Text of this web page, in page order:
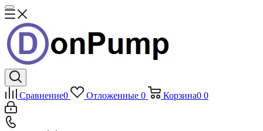
Сравнение0 Отложенные 0 Корзина0 0